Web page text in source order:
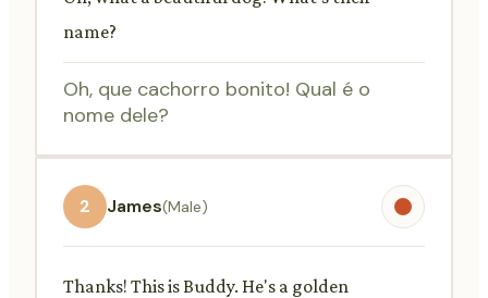
name?
Oh, que cachorro bonito! Qual é o
nome dele?
2 James(Male)
Thanks! This is Buddy. He's a golden